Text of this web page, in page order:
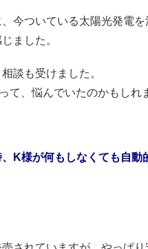
今ついている太陽光発電を
ました。
談も受けました。
て、悩んでいたのかもしれ
K様が何もしなくても自